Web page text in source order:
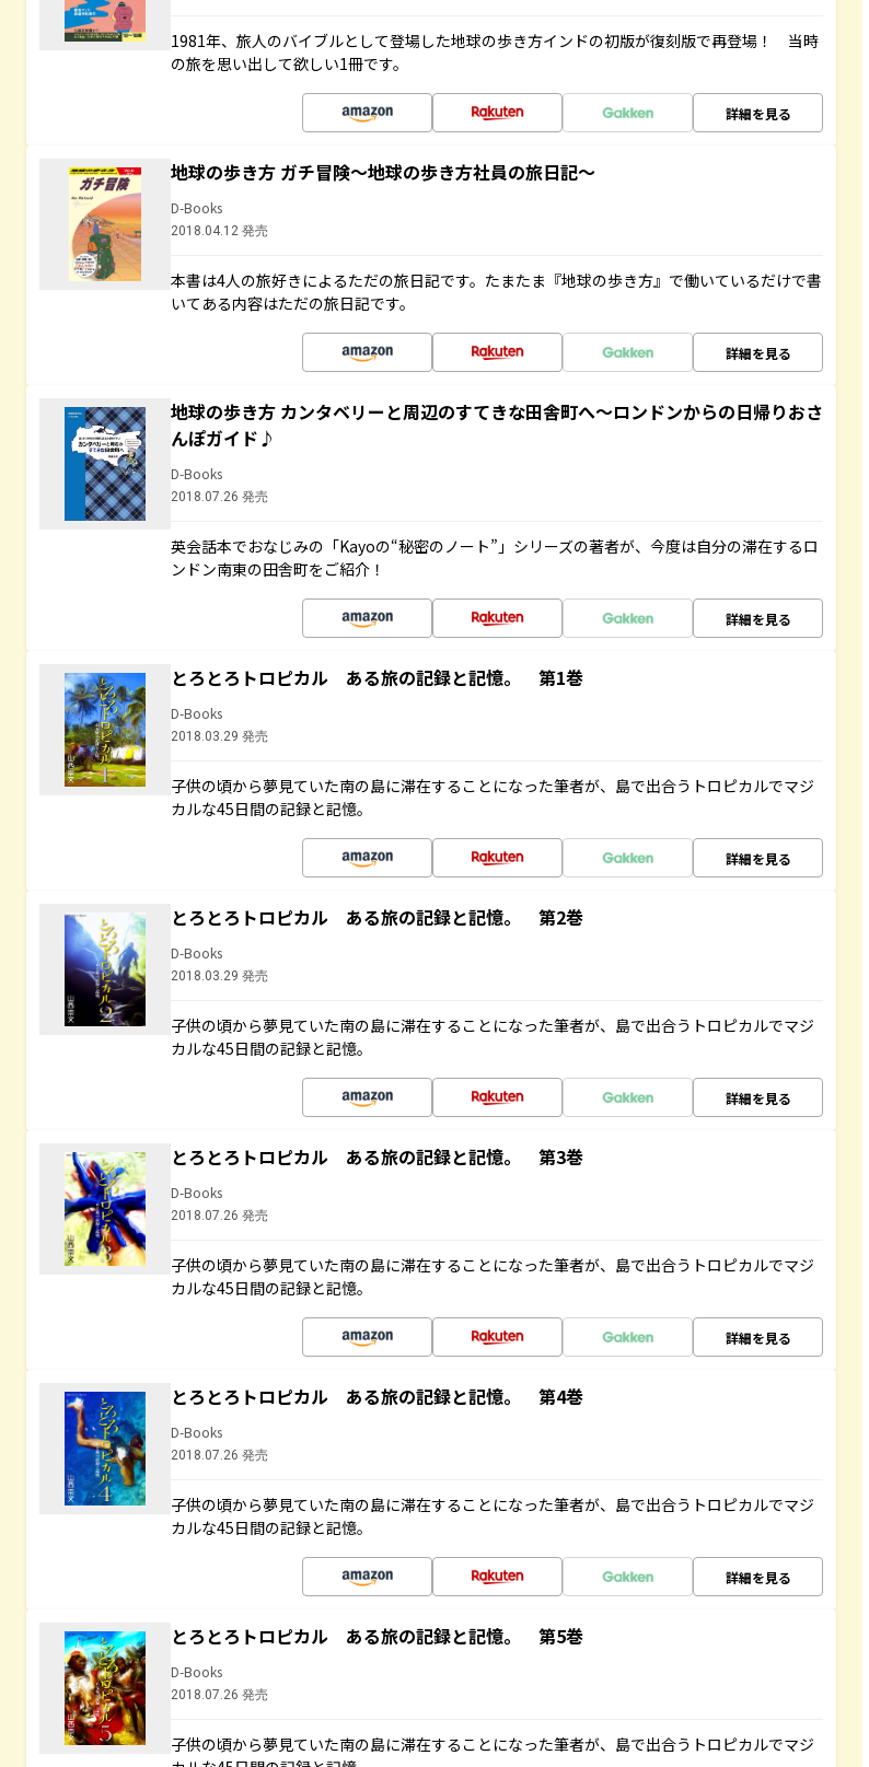
1981年、旅人のバイブルとして登場した地球の歩き方インドの初版が復刻版で再登場！ 当時
の旅を思い出して欲しい1冊です。
詳細を見る
地球の歩き方 ガチ冒険～地球の歩き方社員の旅日記～
D-Books
2018.04.12 発売
本書は4人の旅好きによるただの旅日記です。たまたま『地球の歩き方』で働いているだけで書
いてある内容はただの旅日記です。
詳細を見る
地球の歩き方 カンタベリーと周辺のすてきな田舎町へ～ロンドンからの日帰りおさ
んぽガイド♪
D-Books
2018.07.26 発売
英会話本でおなじみの「Kayoの“秘密のノート”」シリーズの著者が、今度は自分の滞在するロ
ンドン南東の田舎町をご紹介！
詳細を見る
とろとろトロピカル ある旅の記録と記憶。 第1巻
D-Books
2018.03.29 発売
子供の頃から夢見ていた南の島に滞在することになった筆者が、島で出合うトロピカルでマジ
カルな45日間の記録と記憶。
詳細を見る
とろとろトロピカル ある旅の記録と記憶。 第2巻
D-Books
2018.03.29 発売
子供の頃から夢見ていた南の島に滞在することになった筆者が、島で出合うトロピカルでマジ
カルな45日間の記録と記憶。
詳細を見る
とろとろトロピカル ある旅の記録と記憶。 第3巻
D-Books
2018.07.26 発売
子供の頃から夢見ていた南の島に滞在することになった筆者が、島で出合うトロピカルでマジ
カルな45日間の記録と記憶。
詳細を見る
とろとろトロピカル ある旅の記録と記憶。 第4巻
D-Books
2018.07.26 発売
子供の頃から夢見ていた南の島に滞在することになった筆者が、島で出合うトロピカルでマジ
カルな45日間の記録と記憶。
詳細を見る
とろとろトロピカル ある旅の記録と記憶。 第5巻
D-Books
2018.07.26 発売
子供の頃から夢見ていた南の島に滞在することになった筆者が、島で出合うトロピカルでマジ